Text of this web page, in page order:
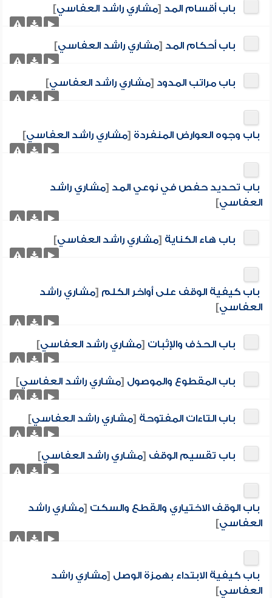
باب أقسام المد [مشاري راشد العفاسي]
باب أحكام المد [مشاري راشد العفاسي]
باب مراتب المدود [مشاري راشد العفاسي]
باب وجوه العوارض المنفردة [مشاري راشد العفاسي]
باب تحديد حفص في نوعي المد [مشاري راشد
العفاسي]
باب هاء الكناية [مشاري راشد العفاسي]
باب كيفية الوقف على أواخر الكلم [مشاري راشد
العفاسي]
باب الحذف والإثبات [مشاري راشد العفاسي]
باب المقطوع والموصول [مشاري راشد العفاسي]
باب التاءات المفتوحة [مشاري راشد العفاسي]
باب تقسيم الوقف [مشاري راشد العفاسي]
باب الوقف الاختياري والقطع والسكت [مشاري راشد
العفاسي]
باب كيفية الابتداء بهمزة الوصل [مشاري راشد
العفاسي]